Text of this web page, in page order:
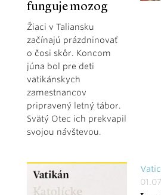
funguje mozog
Žiaci v Taliansku
začínajú prázdninovať
o čosi skôr. Koncom
júna bol pre deti
vatikánskych
zamestnancov
pripravený letný tábor.
Svätý Otec ich prekvapil
svojou návštevou.